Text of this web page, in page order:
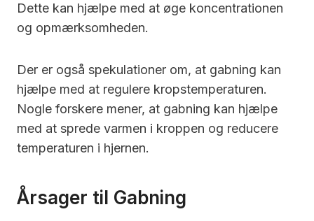
Dette kan hjælpe med at øge koncentrationen
og opmærksomheden.
Der er også spekulationer om, at gabning kan
hjælpe med at regulere kropstemperaturen.
Nogle forskere mener, at gabning kan hjælpe
med at sprede varmen i kroppen og reducere
temperaturen i hjernen.
Årsager til Gabning